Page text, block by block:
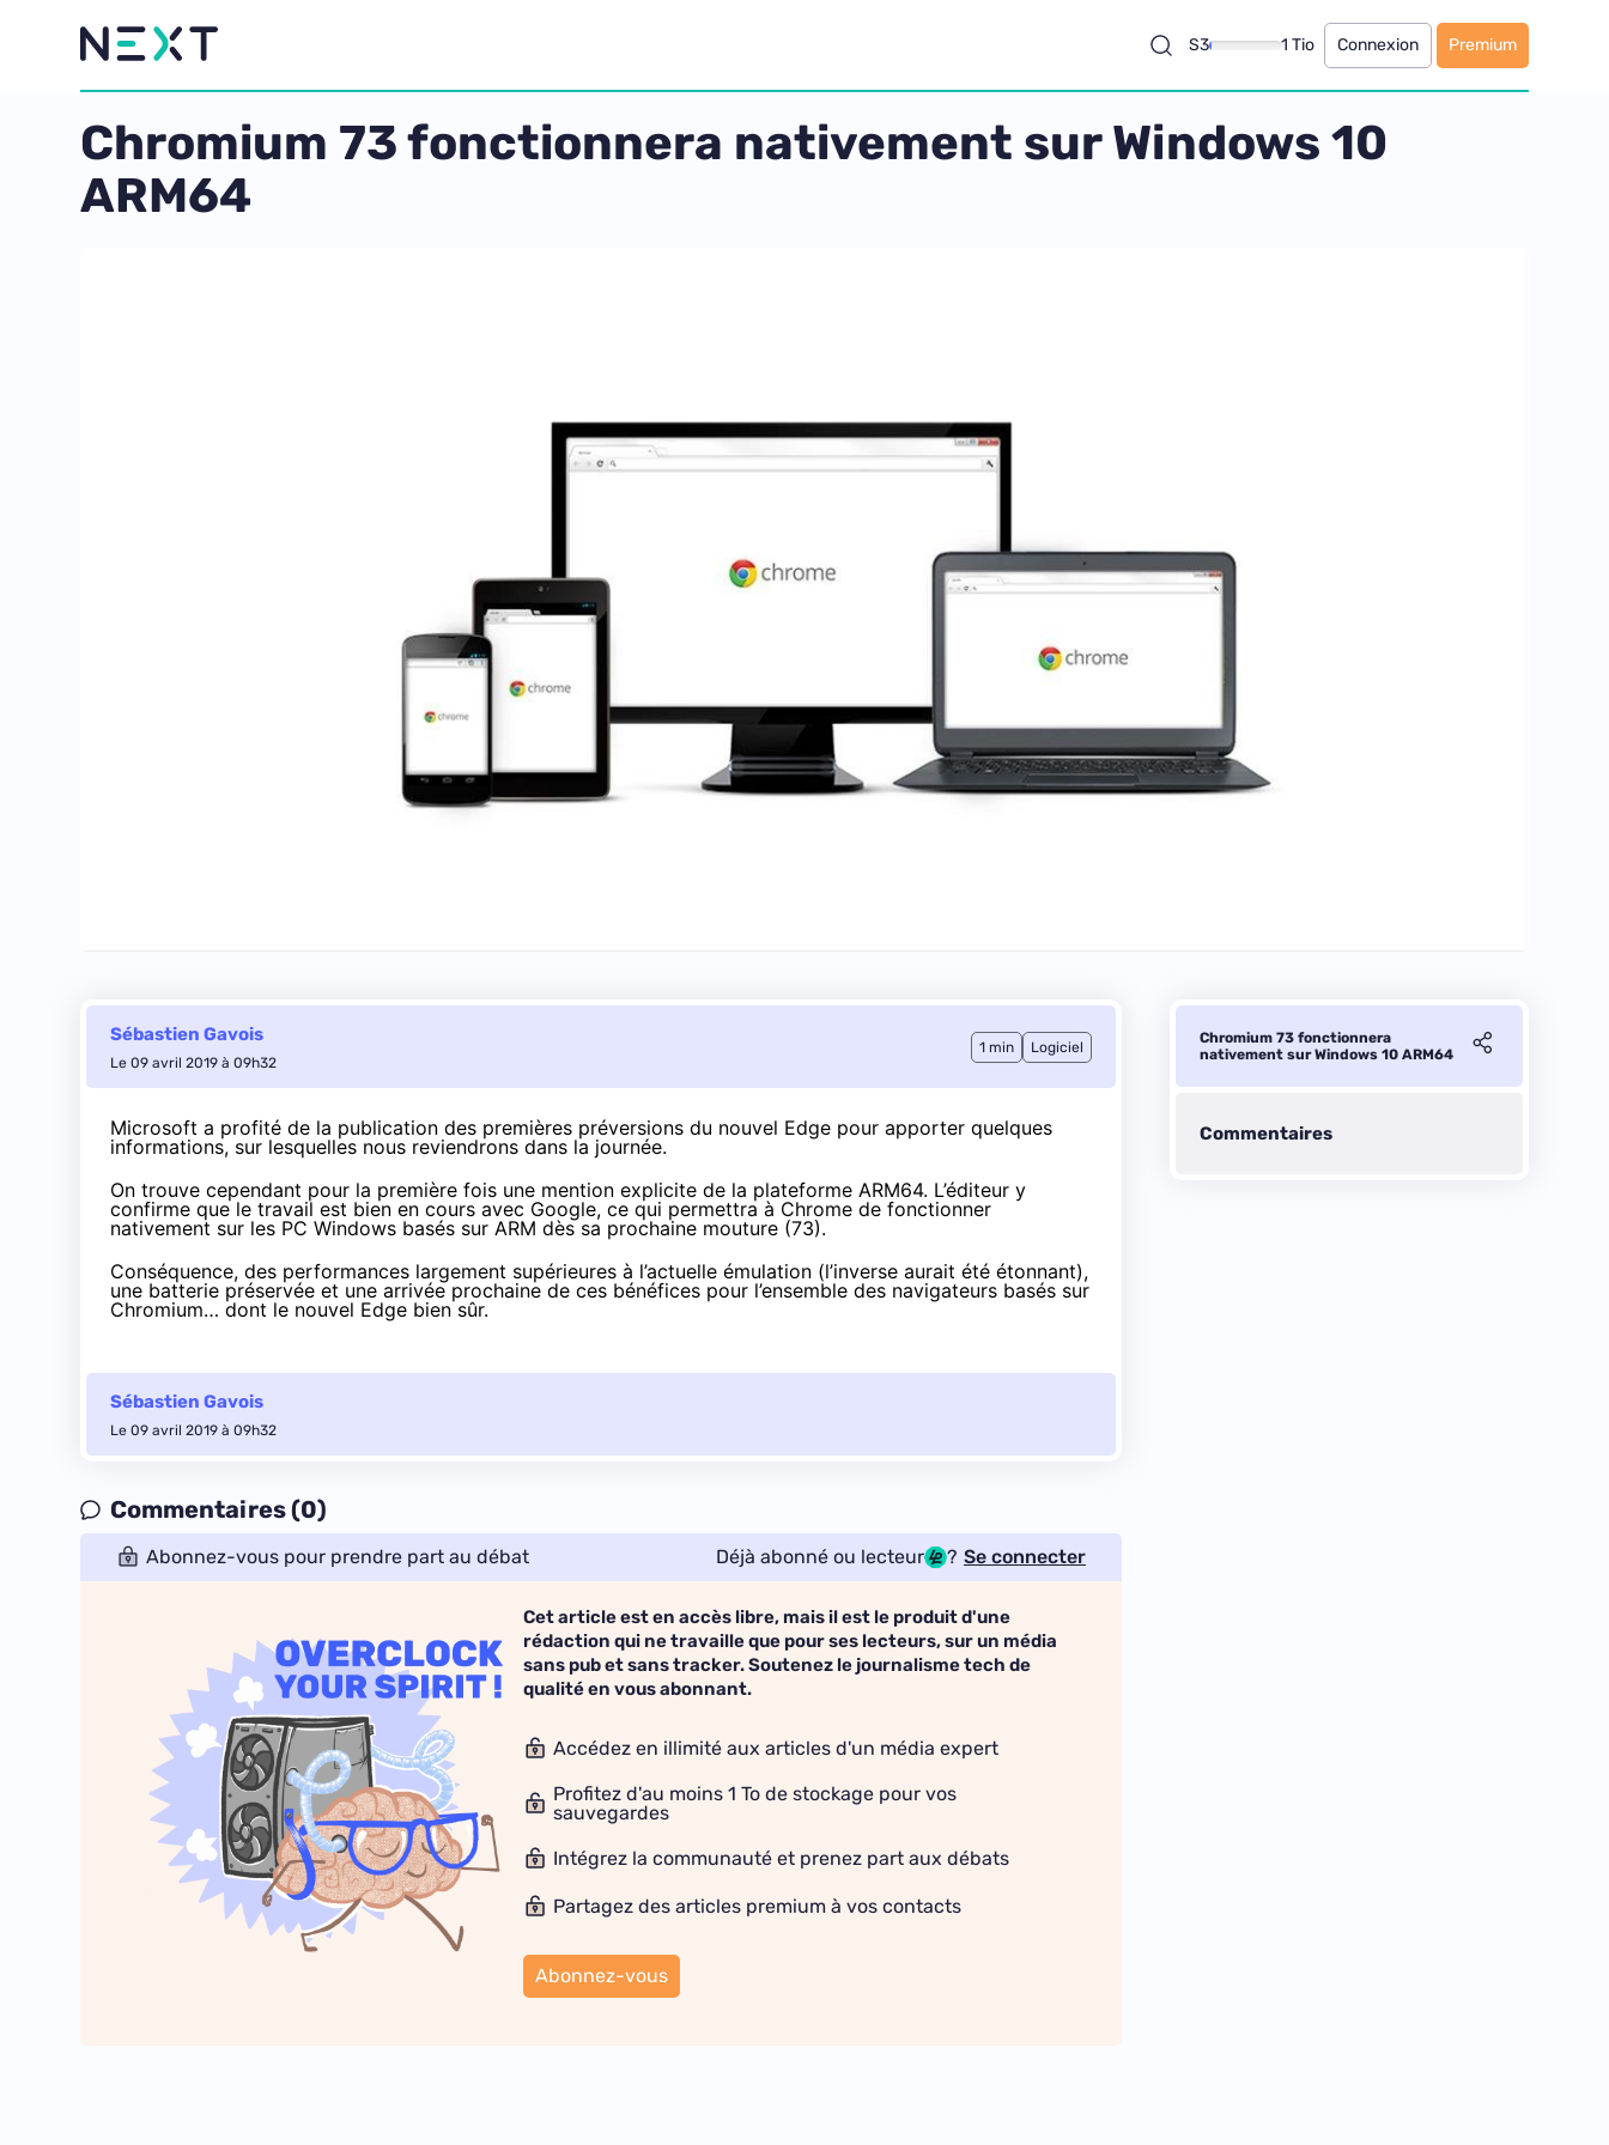
S3 1 Tio Connexion Premium
Chromium 73 fonctionnera nativement sur Windows 10
ARM64
Sébastien Gavois
Le 09 avril 2019 à 09h32
1 min Logiciel
Microsoft a profité de la publication des premières préversions du nouvel Edge pour apporter quelques
informations, sur lesquelles nous reviendrons dans la journée.
On trouve cependant pour la première fois une mention explicite de la plateforme ARM64. L’éditeur y
confirme que le travail est bien en cours avec Google, ce qui permettra à Chrome de fonctionner
nativement sur les PC Windows basés sur ARM dès sa prochaine mouture (73).
Conséquence, des performances largement supérieures à l’actuelle émulation (l’inverse aurait été étonnant),
une batterie préservée et une arrivée prochaine de ces bénéfices pour l’ensemble des navigateurs basés sur
Chromium… dont le nouvel Edge bien sûr.
Sébastien Gavois
Le 09 avril 2019 à 09h32
Commentaires (0)
Abonnez-vous pour prendre part au débat Déjà abonné ou lecteur ? Se connecter
Cet article est en accès libre, mais il est le produit d'une
rédaction qui ne travaille que pour ses lecteurs, sur un média
sans pub et sans tracker. Soutenez le journalisme tech de
qualité en vous abonnant.
Accédez en illimité aux articles d'un média expert
Profitez d'au moins 1 To de stockage pour vos
sauvegardes
Intégrez la communauté et prenez part aux débats
Partagez des articles premium à vos contacts
Abonnez-vous
Chromium 73 fonctionnera
nativement sur Windows 10 ARM64
Commentaires